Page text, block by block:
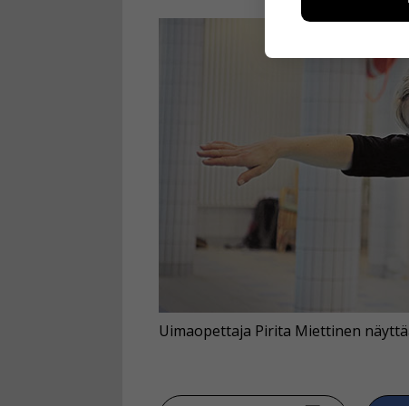
Uimaopettaja Pirita Miettinen
esimerkiksi
kuitenkaan
Voit valita,